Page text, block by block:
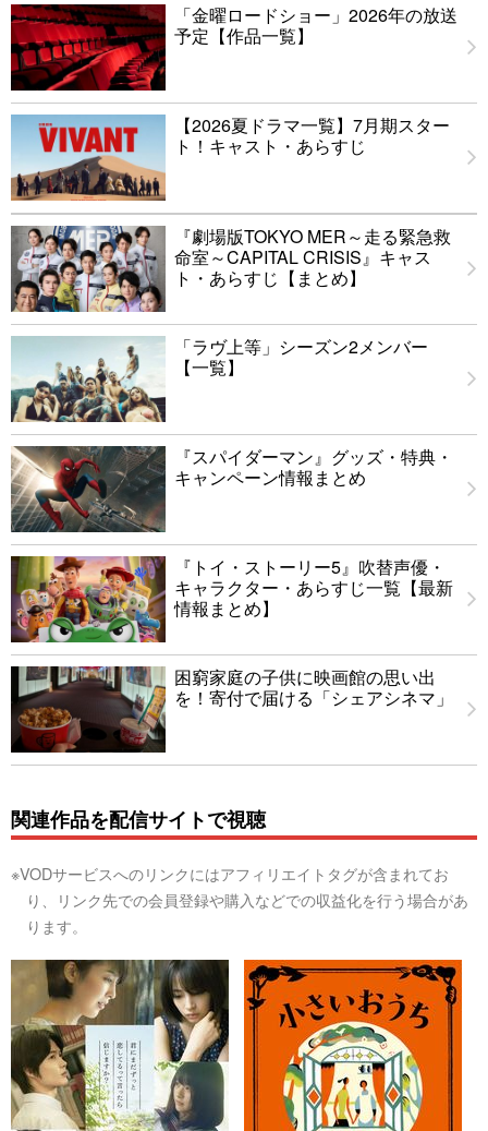
「金曜ロードショー」2026年の放送
予定【作品一覧】
【2026夏ドラマ一覧】7月期スター
ト！キャスト・あらすじ
『劇場版TOKYO MER～走る緊急救
命室～CAPITAL CRISIS』キャス
ト・あらすじ【まとめ】
「ラヴ上等」シーズン2メンバー
【一覧】
『スパイダーマン』グッズ・特典・
キャンペーン情報まとめ
『トイ・ストーリー5』吹替声優・
キャラクター・あらすじ一覧【最新
情報まとめ】
困窮家庭の子供に映画館の思い出
を！寄付で届ける「シェアシネマ」
関連作品を配信サイトで視聴
※VODサービスへのリンクにはアフィリエイトタグが含まれてお
り、リンク先での会員登録や購入などでの収益化を行う場合があ
ります。